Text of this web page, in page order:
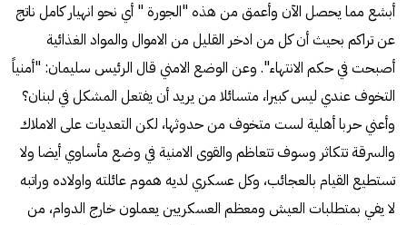
أبشع مما يحصل الآن وأعمق من هذه "الجورة " أي نحو انهيار كامل ناتج
عن تراكم بحيث أن كل من ادخر القليل من الاموال والمواد الغذائية
أصبحت في حكم الانتهاء". وعن الوضع الامني قال الرئيس سليمان: "أمنياً
التخوف عندي ليس كبيرا، متسائلا من يريد أن يفتعل المشكل في لبنان؟
وأعني حربا أهلية لست متخوف من حدوثها، لكن التعديات على الاملاك
والسرقة تتكاثر وسوف تتعاظم والقوى الامنية في وضع مأساوي أيضا ولا
تستطيع القيام بالعجائب، وكل عسكري لديه هموم عائلته واولاده وراتبه
لا يفي بمتطلبات العيش ومعظم العسكريين يعملون خارج الدوام، من